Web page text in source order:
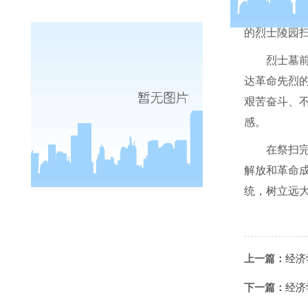
14日
的烈士陵园
烈士墓
达革命先烈
艰苦奋斗、
感。
在祭扫
解放和革命
统，树立远
上一篇： 经
下一篇： 经